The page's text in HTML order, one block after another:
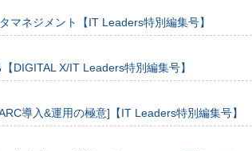
マネジメント【IT Leaders特別編集号】
DIGITAL X/IT Leaders特別編集号】
導入&運用の極意]【IT Leaders特別編集号】